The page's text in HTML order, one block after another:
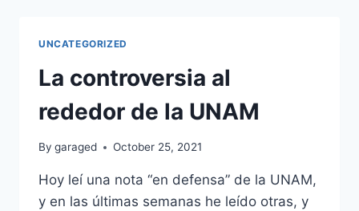
UNCATEGORIZED
La controversia al
rededor de la UNAM
By garaged October 25, 2021
Hoy leí una nota “en defensa” de la UNAM,
y en las últimas semanas he leído otras, y